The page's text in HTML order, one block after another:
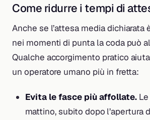
Come ridurre i tempi di
Anche se l’attesa media dichiarata
nei momenti di punta la coda può
Qualche accorgimento pratico
un operatore umano più in fretta:
Evita le fasce più affollate.
mattino, subito dopo l’apertura